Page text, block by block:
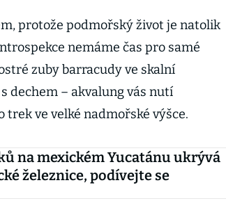
protože podmořský život je natolik
nemáme čas pro samé
zuby barracudy ve skalní
dechem – akvalung vás nutí
ve velké nadmořské výšce.
na mexickém Yucatánu ukrývá
železnice, podívejte se